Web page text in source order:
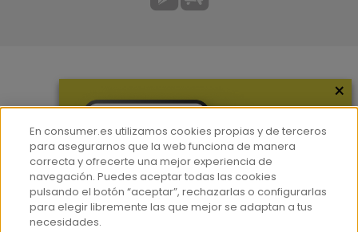
Hemeroteca
Contacto
Prensa
Corpus Lingüístico Consumer
×
En consumer.es utilizamos cookies propias y de terceros
para asegurarnos que la web funciona de manera
correcta y ofrecerte una mejor experiencia de
navegación. Puedes aceptar todas las cookies
pulsando el botón “aceptar”, rechazarlas o configurarlas
para elegir libremente las que mejor se adaptan a tus
necesidades.